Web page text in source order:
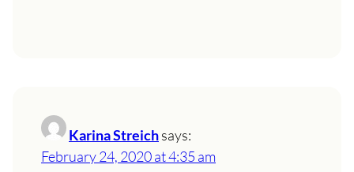
Karina Streichsays:
February 24, 2020 at 4:35 am